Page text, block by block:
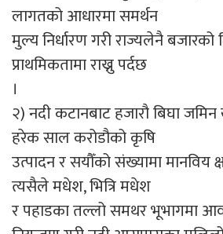
लागतको आधारमा समर्थन
मुल्य निर्धारण गरी राज्यलेनै बजारको
प्राथमिकतामा राख्नु पर्दछ
।
२) नदी कटानबाट हजारौ बिघा
हरेक साल करोडौको कृषि
उत्पादन र सयौँको संख्यामा मानविय
त्यसैले मधेश, भित्रि मधेश
र पहाडका तल्लो समथर भूभागमा